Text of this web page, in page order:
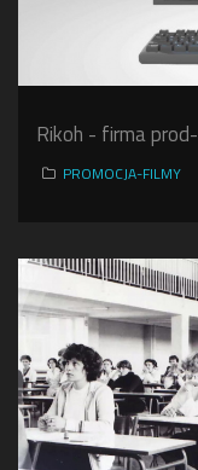
Rikoh - firma
PROMOCJA-FILMY